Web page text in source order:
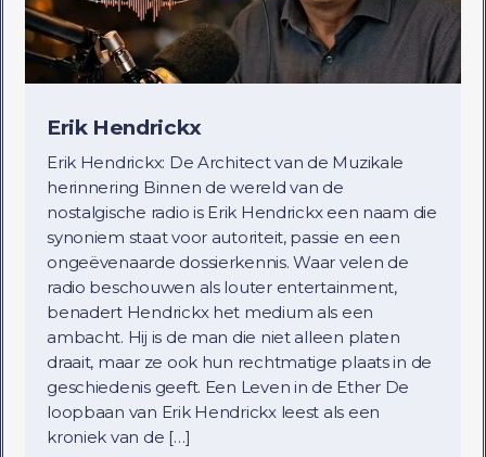
Erik Hendrickx
Erik Hendrickx: De Architect van de Muzikale
herinnering Binnen de wereld van de
nostalgische radio is Erik Hendrickx een naam die
synoniem staat voor autoriteit, passie en een
ongeëvenaarde dossierkennis. Waar velen de
radio beschouwen als louter entertainment,
benadert Hendrickx het medium als een
ambacht. Hij is de man die niet alleen platen
draait, maar ze ook hun rechtmatige plaats in de
geschiedenis geeft. Een Leven in de Ether De
loopbaan van Erik Hendrickx leest als een
kroniek van de […]